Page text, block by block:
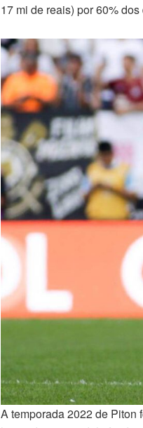
17 mi de reais) por 60%
A temporada 2022 de Piton